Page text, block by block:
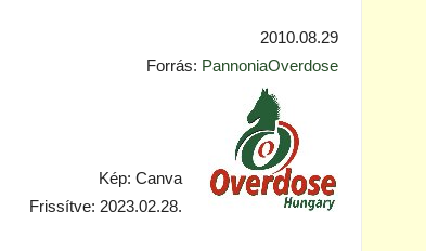
2010.08.29
Forrás: PannoniaOverdose
Kép: Canva
Frissítve: 2023.02.28.